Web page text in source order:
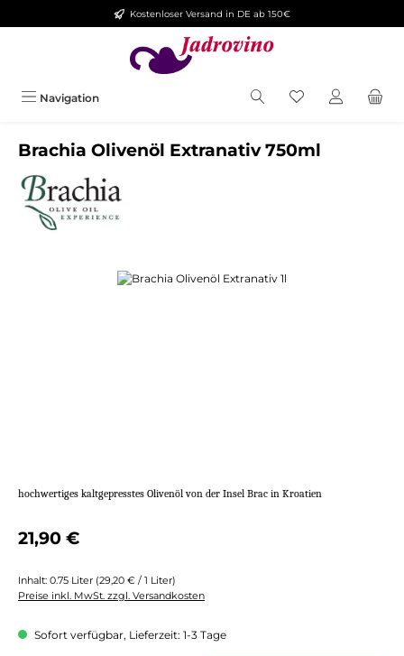
Zum Hauptinhalt springenKostenloser Versand in DE ab 150€
Navigation
Brachia Olivenöl Extranativ 750ml
Bildergalerie überspringen
hochwertiges kaltgepresstes Olivenöl von der Insel Brac in Kroatien
Regulärer Preis:
21,90 €
Inhalt: 0.75 Liter (29,20 € / 1 Liter)
Preise inkl. MwSt. zzgl. Versandkosten
Sofort verfügbar, Lieferzeit: 1-3 Tage